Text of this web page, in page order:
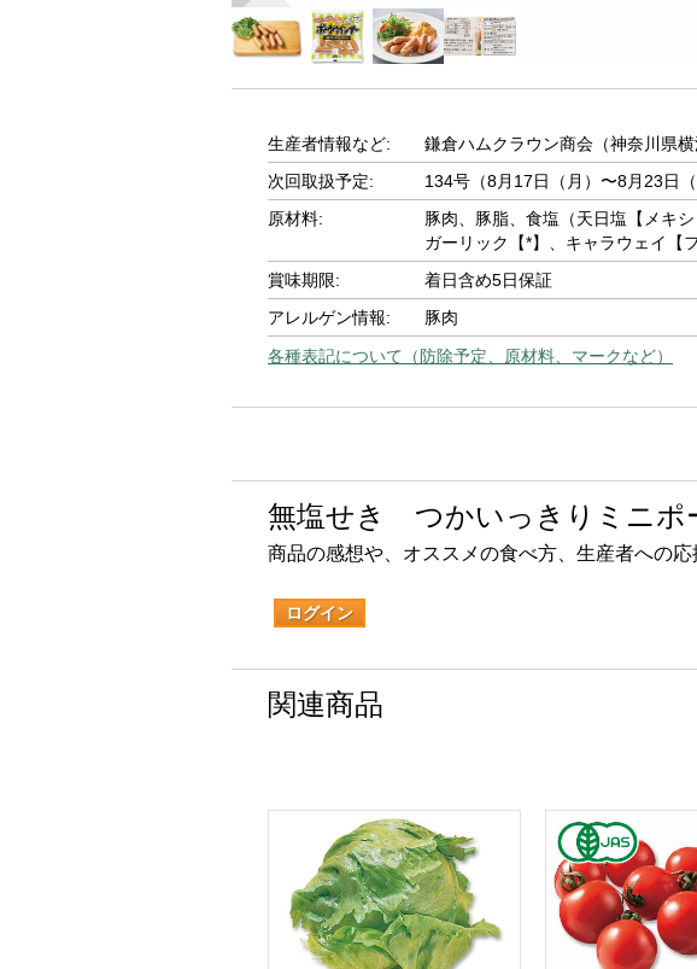
生産者情報など:
鎌倉ハムクラウン商会（神奈川県横
次回取扱予定:
134号（8月17日（月）〜8月23日（
原材料:
豚肉、豚脂、食塩（天日塩【メキ
ガーリック【*】、キャラウェイ【
賞味期限:
着日含め5日保証
アレルゲン情報:
豚肉
各種表記について（防除予定、原材料、マークなど）
無塩せき つかいっきりミニポ
商品の感想や、オススメの食べ方、生産者への応
ログイン
関連商品